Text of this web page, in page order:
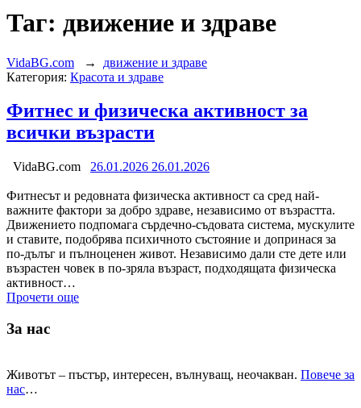
Таг: движение и здраве
VidaBG.com → движение и здраве
Категория: Красота и здраве
Фитнес и физическа активност за
всички възрасти
VidaBG.com 26.01.2026 26.01.2026
Фитнесът и редовната физическа активност са сред най-
важните фактори за добро здраве, независимо от възрастта.
Движението подпомага сърдечно-съдовата система, мускулите
и ставите, подобрява психичното състояние и допринася за
по-дълъг и пълноценен живот. Независимо дали сте дете или
възрастен човек в по-зряла възраст, подходящата физическа
активност…
Прочети още
За нас
Животът – пъстър, интересен, вълнуващ, неочакван. Повече за
нас…